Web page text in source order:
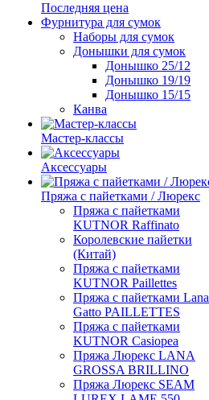
Последняя цена
Фурнитура для сумок
Наборы для сумок
Донышки для сумок
Донышко 25/12
Донышко 19/19
Донышко 15/15
Канва
Мастер-классы
Аксессуары
Пряжа с пайетками / Люрекс
Пряжа с пайетками
KUTNOR Raffinato
Королевские пайетки
(Китай)
Пряжа с пайетками
KUTNOR Paillettes
Пряжа с пайетками Lana
Gatto PAILLETTES
Пряжа с пайетками
KUTNOR Casiopea
Пряжа Люрекс LANA
GROSSA BRILLINO
Пряжа Люрекс SEAM